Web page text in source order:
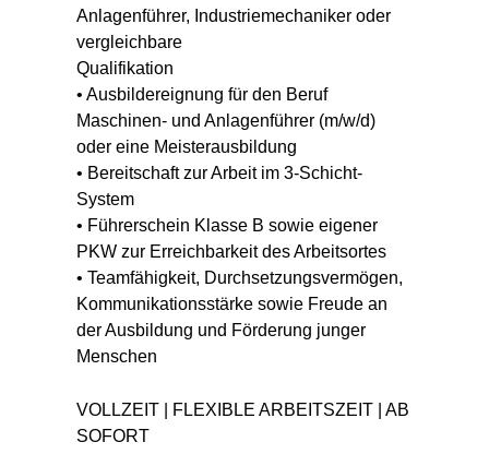
Anlagenführer, Industriemechaniker oder
vergleichbare
Qualifikation
• Ausbildereignung für den Beruf
Maschinen- und Anlagenführer (m/w/d)
oder eine Meisterausbildung
• Bereitschaft zur Arbeit im 3-Schicht-
System
• Führerschein Klasse B sowie eigener
PKW zur Erreichbarkeit des Arbeitsortes
• Teamfähigkeit, Durchsetzungsvermögen,
Kommunikationsstärke sowie Freude an
der Ausbildung und Förderung junger
Menschen
VOLLZEIT | FLEXIBLE ARBEITSZEIT | AB
SOFORT